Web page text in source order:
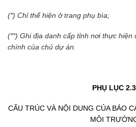
(*) Chỉ thể hiện ở trang phụ bìa;
(**) Ghi địa danh cấp tỉnh nơi thực
chính của chủ dự án.
PHỤ LỤC 2.3
CẤU TRÚC VÀ NỘI DUNG CỦA BÁO
MÔI